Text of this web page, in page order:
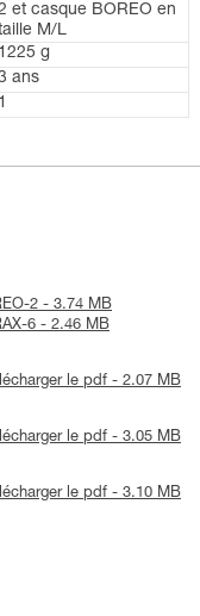
et casque BOREO en
M/L
1225 g
ans
1
2 - 3.74 MB
6 - 2.46 MB
le pdf - 2.07 MB
le pdf - 3.05 MB
le pdf - 3.10 MB